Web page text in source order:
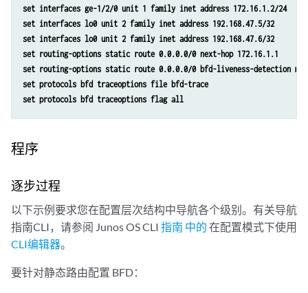
set interfaces ge-1/2/0 unit 1 family inet address 172.16.1.2/24
set interfaces lo0 unit 2 family inet address 192.168.47.5/32
set interfaces lo0 unit 2 family inet address 192.168.47.6/32
set routing-options static route 0.0.0.0/0 next-hop 172.16.1.1
set routing-options static route 0.0.0.0/0 bfd-liveness-detection
set protocols bfd traceoptions file bfd-trace
set protocols bfd traceoptions flag all
程序
逐步过程
以下示例要求您在配置层次结构中导航各个级别。有关导航
指南CLI，请参阅 Junos OS CLI 指南 中的 在配置模式下使用
CLI编辑器。
要针对静态路由配置 BFD：